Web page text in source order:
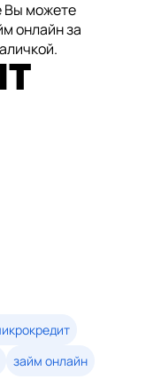
Вы можете
онлайн за
займ онлайн